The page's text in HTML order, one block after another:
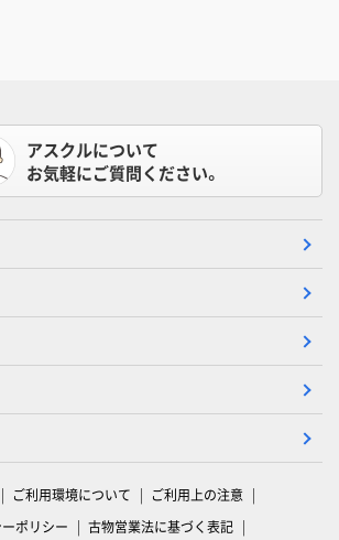
アスクルについて
お気軽にご質問ください。
ご利用環境について
ご利用上の注意
ポリシー
古物営業法に基づく表記